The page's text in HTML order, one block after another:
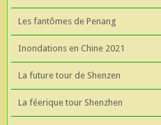
Les fantômes de Penang
Inondations en Chine 2021
La future tour de Shenzen
La féerique tour Shenzhen